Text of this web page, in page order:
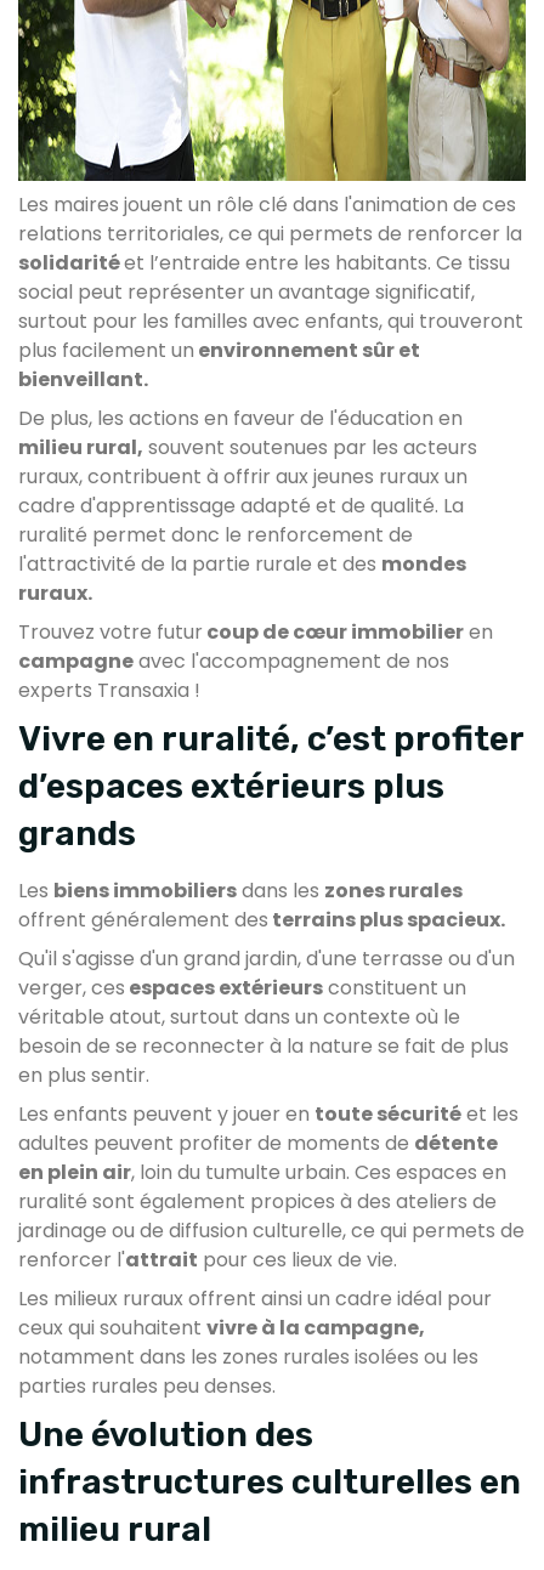
Les maires jouent un rôle clé dans l'animation de ces
relations territoriales, ce qui permets de renforcer la
solidaritéet l’entraide entre les habitants. Ce tissu
social peut représenter un avantage significatif,
surtout pour les familles avec enfants, qui trouveront
plus facilement un environnement sûr et
bienveillant.
De plus, les actions en faveur de l'éducation en
milieu rural, souvent soutenues par les acteurs
ruraux, contribuent à offrir aux jeunes ruraux un
cadre d'apprentissage adapté et de qualité. La
ruralité permet donc le renforcement de
l'attractivité de la partie rurale et des mondes
ruraux.
Trouvez votre futur coup de cœur immobilieren
campagneavec l'accompagnement de nos
experts Transaxia !
Vivre en ruralité, c’est profiter
d’espaces extérieurs plus
grands
Les biens immobiliersdans les zones rurales
offrent généralement des terrains plus spacieux.
Qu'il s'agisse d'un grand jardin, d'une terrasse ou d'un
verger, ces espaces extérieursconstituent un
véritable atout, surtout dans un contexte où le
besoin de se reconnecter à la nature se fait de plus
en plus sentir.
Les enfants peuvent y jouer en toute sécuritéet les
adultes peuvent profiter de moments de détente
en plein air, loin du tumulte urbain. Ces espaces en
ruralité sont également propices à des ateliers de
jardinage ou de diffusion culturelle, ce qui permets de
renforcer l'attrait pour ces lieux de vie.
Les milieux ruraux offrent ainsi un cadre idéal pour
ceux qui souhaitent vivre à la campagne,
notamment dans les zones rurales isolées ou les
parties rurales peu denses.
Une évolution des
infrastructures culturelles en
milieu rural